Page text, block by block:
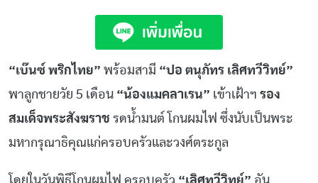
“เบ๊นซ์ พริกไทย” พร้อมสามี “ปอ ตนุภัทร เลิศทวีวิทย์”
พาลูกชายวัย 5 เดือน “น้องแมคลาเรน” เข้าเฝ้าฯ รอง
สมเด็จพระสังฆราช รดน้ำมนต์ โกนผมไฟ ซึ่งนับเป็นพระ
มหากรุณาธิคุณแก่ครอบครัวและวงศ์ตระกูล
โดยในวันพิธีโกนผมไฟ ครอบครัว “เลิศทวีวิทย์” อัน